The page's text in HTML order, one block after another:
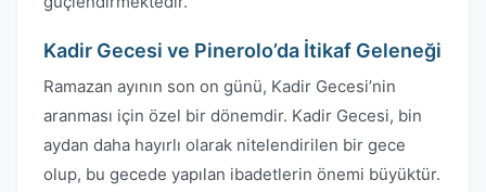
Kadir Gecesi ve Pinerolo’da İtikaf Geleneği
Ramazan ayının son on günü, Kadir Gecesi’nin
aranması için özel bir dönemdir. Kadir Gecesi, bin
aydan daha hayırlı olarak nitelendirilen bir gece
olup, bu gecede yapılan ibadetlerin önemi büyüktür.